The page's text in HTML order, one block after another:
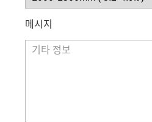
메시지